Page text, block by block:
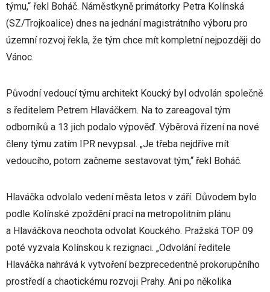
týmu,“ řekl Boháč. Náměstkyně primátorky Petra Kolínská
(SZ/Trojkoalice) dnes na jednání magistrátního výboru pro
územní rozvoj řekla, že tým chce mít kompletní nejpozději do
Vánoc.
Původní vedoucí týmu architekt Koucký byl odvolán společně
s ředitelem Petrem Hlaváčkem. Na to zareagoval tým
odborníků a 13 jich podalo výpověď. Výběrová řízení na nové
členy týmu zatím IPR nevypsal. „Je třeba nejdříve mít
vedoucího, potom začneme sestavovat tým,“ řekl Boháč.
Hlaváčka odvolalo vedení města letos v září. Důvodem bylo
podle Kolínské zpoždění prací na metropolitním plánu
a Hlaváčkova neochota odvolat Kouckého. Pražská TOP 09
poté vyzvala Kolínskou k rezignaci. „Odvolání ředitele
Hlaváčka nahrává k vytvoření bezprecedentně prokorupčního
prostředí a chaotickému rozvoji Prahy. Ani po několika